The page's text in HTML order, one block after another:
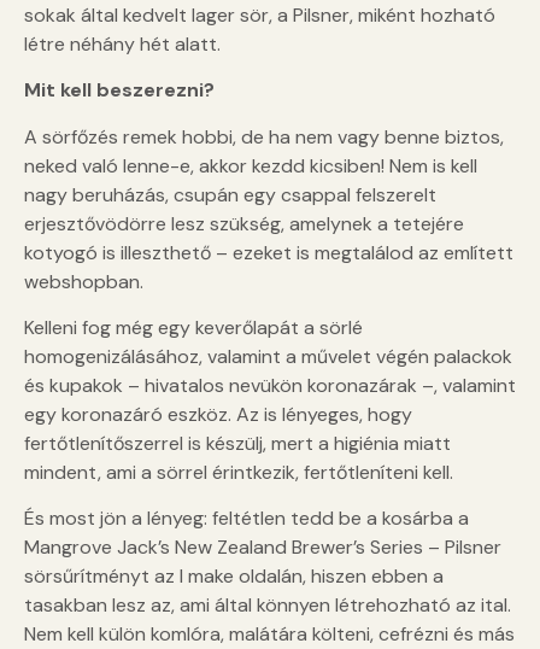
sokak által kedvelt lager sör, a Pilsner, miként hozható
létre néhány hét alatt.
Mit kell beszerezni?
A sörfőzés remek hobbi, de ha nem vagy benne biztos,
neked való lenne-e, akkor kezdd kicsiben! Nem is kell
nagy beruházás, csupán egy csappal felszerelt
erjesztővödörre lesz szükség, amelynek a tetejére
kotyogó is illeszthető – ezeket is megtalálod az említett
webshopban.
Kelleni fog még egy keverőlapát a sörlé
homogenizálásához, valamint a művelet végén palackok
és kupakok – hivatalos nevükön koronazárak –, valamint
egy koronazáró eszköz. Az is lényeges, hogy
fertőtlenítőszerrel is készülj, mert a higiénia miatt
mindent, ami a sörrel érintkezik, fertőtleníteni kell.
És most jön a lényeg: feltétlen tedd be a kosárba a
Mangrove Jack’s New Zealand Brewer’s Series – Pilsner
sörsűrítményt az I make oldalán, hiszen ebben a
tasakban lesz az, ami által könnyen létrehozható az ital.
Nem kell külön komlóra, malátára költeni, cefrézni és más